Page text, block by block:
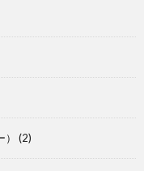
他
の
爬
(2)